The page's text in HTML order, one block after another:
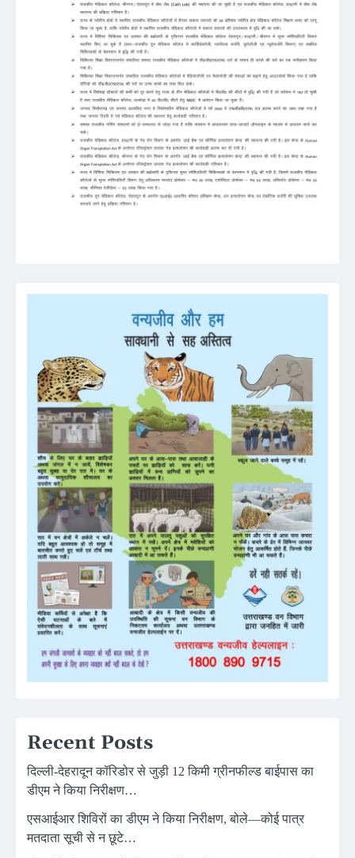
Recent Posts
दिल्ली-देहरादून कॉरिडोर से जुड़ी 12 किमी ग्रीनफील्ड बाईपास का
डीएम ने किया निरीक्षण…
एसआईआर शिविरों का डीएम ने किया निरीक्षण, बोले—कोई पात्र
मतदाता सूची से न छूटे…